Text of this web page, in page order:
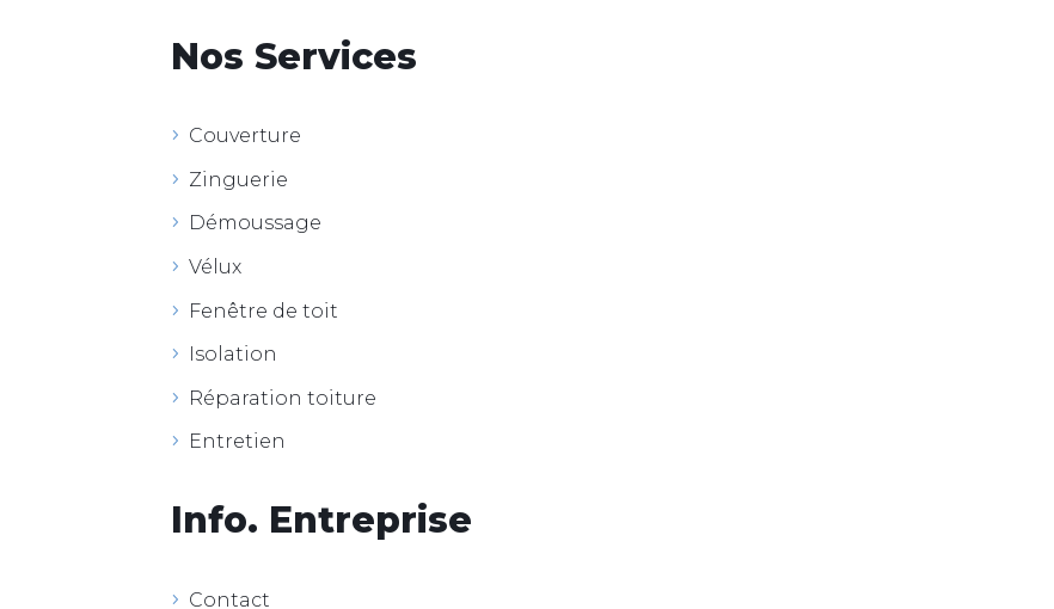
Nos Services
Couverture
Zinguerie
Démoussage
Vélux
Fenêtre de toit
Isolation
Réparation toiture
Entretien
Info. Entreprise
Contact